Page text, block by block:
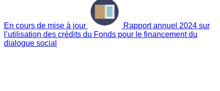
En cours de mise à jour
Rapport annuel 2024 sur
l’utilisation des crédits du Fonds pour le financement du
dialogue social